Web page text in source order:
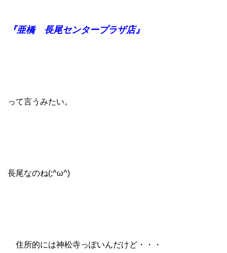
『亜橋 長尾センタープラザ店』
って言うみたい。
長尾なのね(;^ω^)
住所的には神松寺っぽいんだけど・・・